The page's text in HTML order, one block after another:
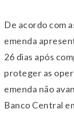
De acordo com
emenda
26 dias após
proteger as
emenda não
Banco Central